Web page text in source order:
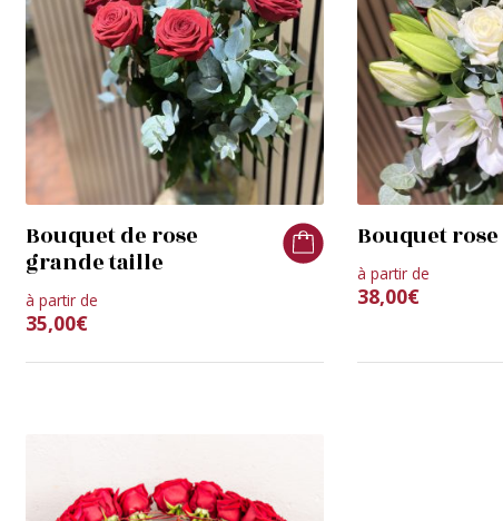
Bouquet de rose
grande taille
à partir de
35,00€
Bouquet
à partir de
38,00€